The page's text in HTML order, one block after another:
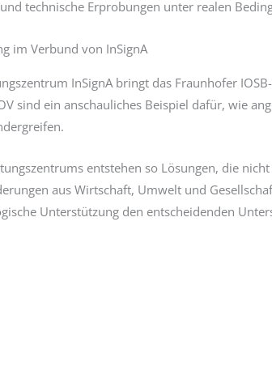
technische Erprobungen unter realen
im Verbund von InSignA
InSignA bringt das Fraunhofer
sind ein anschauliches Beispiel dafür, wie
entstehen so Lösungen, die
aus Wirtschaft, Umwelt und
Unterstützung den entscheidenden